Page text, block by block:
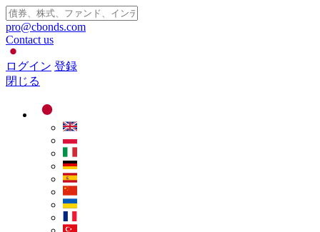
pro@cbonds.com
Contact us
ログイン 登録
閉じる